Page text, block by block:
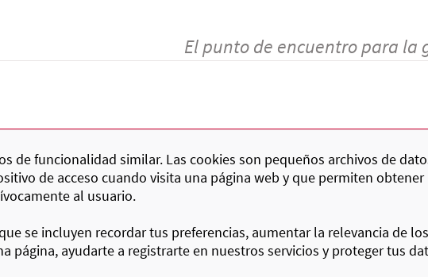
El punto de encuentro para la
de funcionalidad similar. Las cookies son pequeños archivos de
de acceso cuando visita una página web y que permiten
al usuario.
se incluyen recordar tus preferencias, aumentar la relevancia de
página, ayudarte a registrarte en nuestros servicios y proteger tus